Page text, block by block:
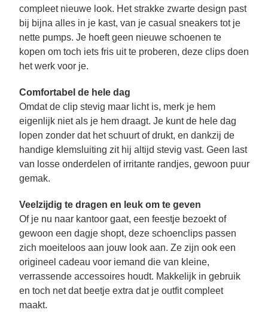
compleet nieuwe look. Het strakke zwarte design past
bij bijna alles in je kast, van je casual sneakers tot je
nette pumps. Je hoeft geen nieuwe schoenen te
kopen om toch iets fris uit te proberen, deze clips doen
het werk voor je.
Comfortabel de hele dag
Omdat de clip stevig maar licht is, merk je hem
eigenlijk niet als je hem draagt. Je kunt de hele dag
lopen zonder dat het schuurt of drukt, en dankzij de
handige klemsluiting zit hij altijd stevig vast. Geen last
van losse onderdelen of irritante randjes, gewoon puur
gemak.
Veelzijdig te dragen en leuk om te geven
Of je nu naar kantoor gaat, een feestje bezoekt of
gewoon een dagje shopt, deze schoenclips passen
zich moeiteloos aan jouw look aan. Ze zijn ook een
origineel cadeau voor iemand die van kleine,
verrassende accessoires houdt. Makkelijk in gebruik
en toch net dat beetje extra dat je outfit compleet
maakt.